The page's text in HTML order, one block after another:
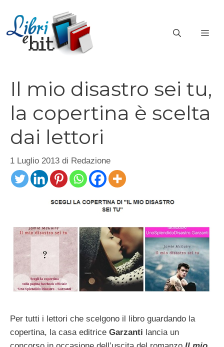
contenuto
Il mio disastro sei tu,
la copertina è scelta
dai lettori
1 Luglio 2013 di Redazione
Per tutti i lettori che scelgono il libro guardando la
copertina, la casa editrice Garzanti lancia un